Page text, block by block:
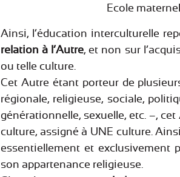
Ecole
Ainsi, l’éducation interculturelle
relation à l’Autre, et non sur
ou telle culture.
Cet Autre étant porteur de
régionale, religieuse, sociale,
générationnelle, sexuelle, etc. –,
culture, assigné à UNE culture.
essentiellement et exclusivement
son appartenance religieuse.